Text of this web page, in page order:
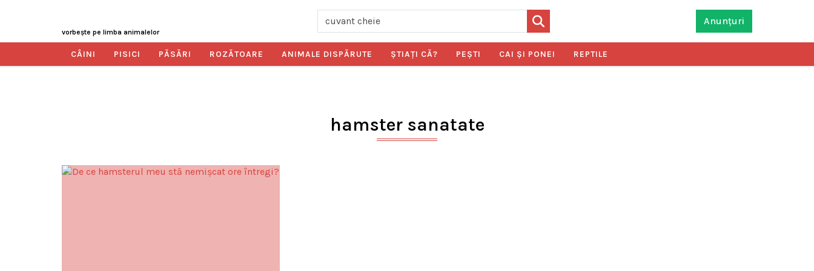
vorbeşte pe limba animalelor
Anunțuri
CÂINI PISICI PĂSĂRI ROZĂTOARE ANIMALE DISPĂRUTE ŞTIAŢI CĂ? PEŞTI CAI ŞI PONEI REPTILE
hamster sanatate